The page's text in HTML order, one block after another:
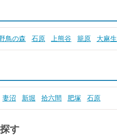
鳥の森 石原 上熊谷 籠原 大麻生
妻沼 新堀 拾六間 肥塚 石原
す